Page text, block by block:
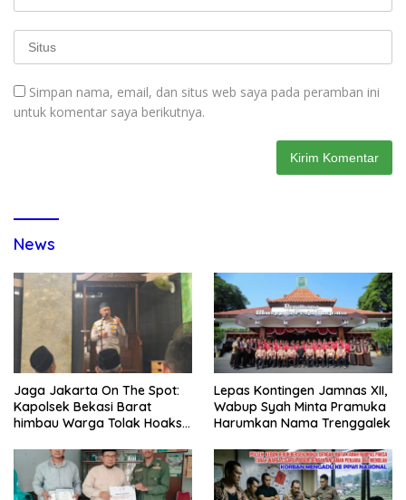
Simpan nama, email, dan situs web saya pada peramban ini
untuk komentar saya berikutnya.
News
Jaga Jakarta On The Spot:
Kapolsek Bekasi Barat
himbau Warga Tolak Hoaks
Sholat Jumat
Lepas Kontingen Jamnas XII,
Wabup Syah Minta Pramuka
Harumkan Nama Trenggalek